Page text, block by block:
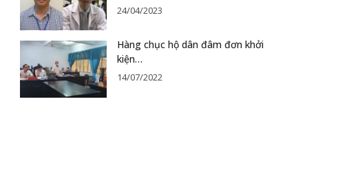
24/04/2023
Hàng chục hộ dân đâm đơn khởi
kiện…
14/07/2022